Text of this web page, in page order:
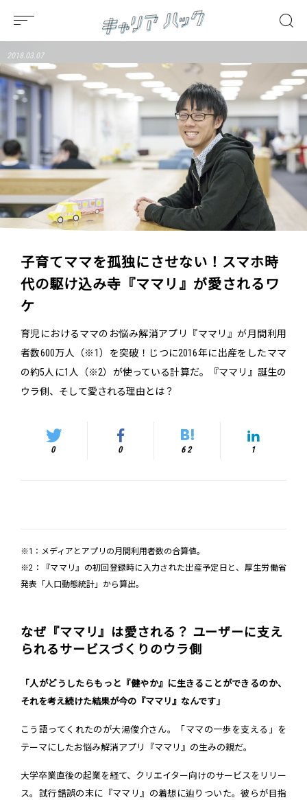
2018.03.07
子育てママを孤独にさせない！スマホ時
代の駆け込み寺『ママリ』が愛されるワ
ケ
育児におけるママのお悩み解消アプリ『ママリ』が月間利用
者数600万人（※1）を突破！じつに2016年に出産をしたママ
の約5人に1人（※2）が使っている計算だ。『ママリ』誕生の
ウラ側、そして愛される理由とは？
0 0 62 1
※1：メディアとアプリの月間利用者数の合算値。
※2：『ママリ』の初回登録時に入力された出産予定日と、厚生労働省
発表「人口動態統計」から算出。
なぜ『ママリ』は愛される？ ユーザーに支え
られるサービスづくりのウラ側
「人がどうしたらもっと『健やか』に生きることができるのか、
それを考え続けた結果が今の『ママリ』なんです」
こう語ってくれたのが大湯俊介さん。「ママの一歩を支える」を
テーマにしたお悩み解消アプリ『ママリ』の生みの親だ。
大学卒業直後の起業を経て、クリエイター向けのサービスをリリー
ス。試行錯誤の末に『ママリ』の着想に辿りついた。彼らが目指